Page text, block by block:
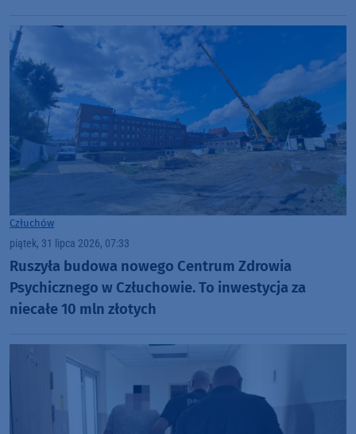
Człuchów
piątek, 31 lipca 2026, 07:33
Ruszyła budowa nowego Centrum Zdrowia
Psychicznego w Człuchowie. To inwestycja za
niecałe 10 mln złotych